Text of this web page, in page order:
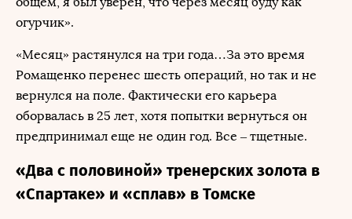
огурчик».
«Месяц» растянулся на три года…За это время
Ромащенко перенес шесть операций, но так и не
вернулся на поле. Фактически его карьера
оборвалась в 25 лет, хотя попытки вернуться он
предпринимал еще не один год. Все – тщетные.
«Два с половиной» тренерских золота в
«Спартаке» и «сплав» в Томске